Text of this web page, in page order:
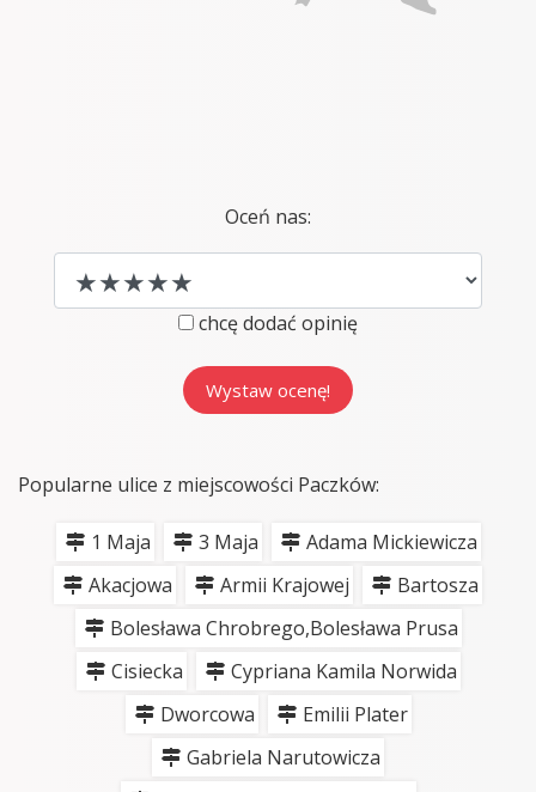
Oceń nas:
chcę dodać opinię
Popularne ulice z miejscowości Paczków:
1 Maja 3 Maja
Adama Mickiewicza
Akacjowa
Armii Krajowej
Bartosza
Bolesława Chrobrego,Bolesława Prusa
Cisiecka
Cypriana Kamila Norwida
Dworcowa
Emilii Plater
Gabriela Narutowicza